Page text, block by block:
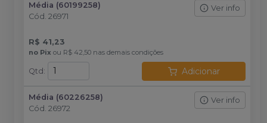
Média (60199258)
Cód. 26971
Ver info
R$ 41,23
no Pix ou R$ 42,50 nas demais condições
Qtd : Adicionar
Média (60226258)
Cód. 26972
Ver info